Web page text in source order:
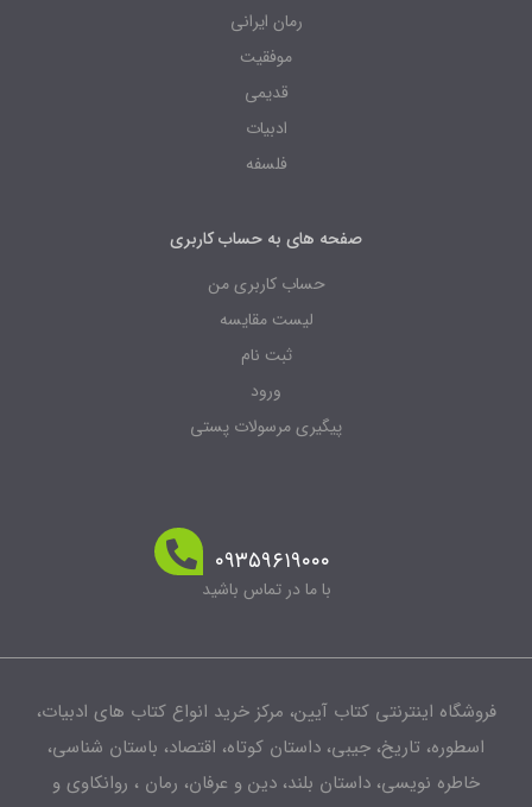
رمان ایرانی
موفقیت
قدیمی
ادبیات
فلسفه
صفحه های به حساب کاربری
حساب کاربری من
لیست مقایسه
ثبت نام
ورود
پیگیری مرسولات پستی
۰۹۳۵۹۶۱۹۰۰۰
با ما در تماس باشید
فروشگاه اینترنتی کتاب آیین، مرکز خرید انواع کتاب های ادبیات،
اسطوره، تاریخ، جیبی، داستان کوتاه، اقتصاد، باستان شناسی،
خاطره نویسی، داستان بلند، دین و عرفان، رمان ، روانکاوی و